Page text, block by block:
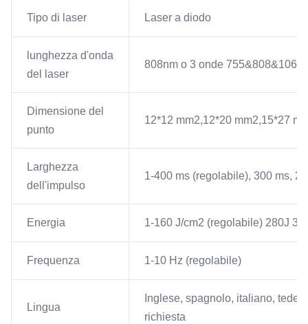
Tipo di laser Laser a diodo
lunghezza d'onda
del laser
808nm o 3 onde
Dimensione del
punto
12*12 mm2,12*20 mm2,15*27
Larghezza
dell'impulso
1-400 ms (regolabile), 300 ms,
Energia 1-160 J/cm2 (regolabile) 280J
Frequenza 1-10 Hz (regolabile)
Lingua
Inglese, spagnolo, italiano,
richiesta